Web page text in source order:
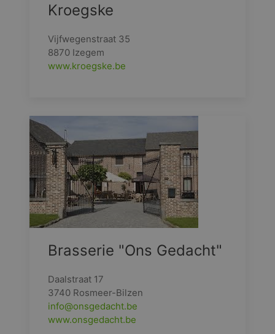
Kroegske
Vijfwegenstraat 35
8870 Izegem
www.kroegske.be
Brasserie "Ons Gedacht"
Daalstraat 17
3740 Rosmeer-Bilzen
info@onsgedacht.be
www.onsgedacht.be